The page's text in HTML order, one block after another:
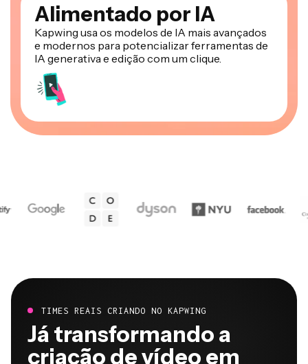
Alimentado por IA
Kapwing usa os modelos de IA mais avançados
e modernos para potencializar ferramentas de
IA generativa e edição com um clique.
TIMES REAIS CRIANDO NO KAPWING
Já transformando a
criação de vídeo em